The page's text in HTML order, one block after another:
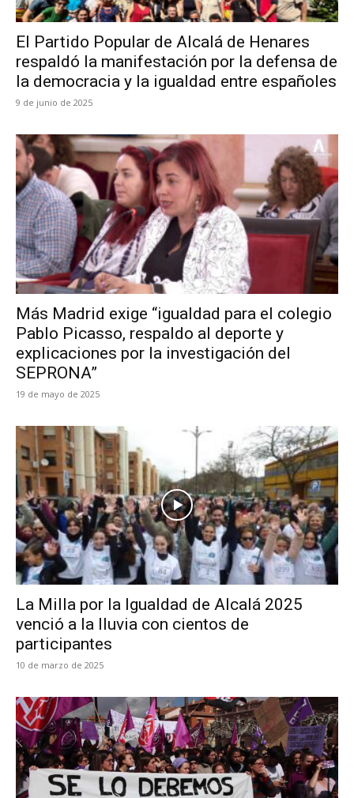
El Partido Popular de Alcalá de Henares
respaldó la manifestación por la defensa de
la democracia y la igualdad entre españoles
9 de junio de 2025
Más Madrid exige “igualdad para el colegio
Pablo Picasso, respaldo al deporte y
explicaciones por la investigación del
SEPRONA”
19 de mayo de 2025
La Milla por la Igualdad de Alcalá 2025
venció a la lluvia con cientos de
participantes
10 de marzo de 2025